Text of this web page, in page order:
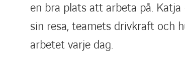
en bra plats att arbeta på.
sin resa, teamets drivkraft och
arbetet varje dag.